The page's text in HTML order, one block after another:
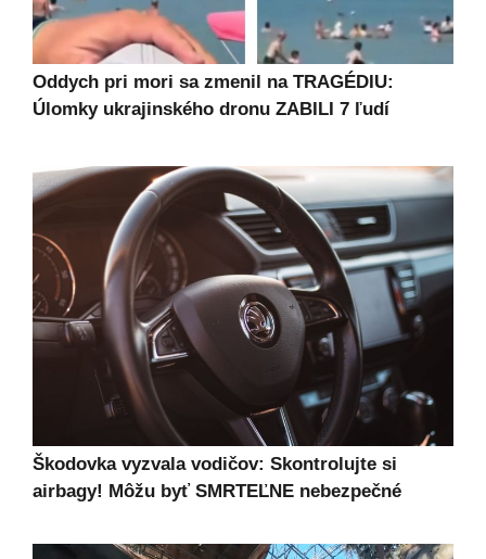
Oddych pri mori sa zmenil na TRAGÉDIU:
Úlomky ukrajinského dronu ZABILI 7 ľudí
Škodovka vyzvala vodičov: Skontrolujte si
airbagy! Môžu byť SMRTEĽNE nebezpečné